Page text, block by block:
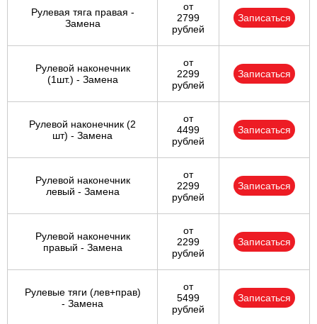
Рулевая тяга правая -
Замена
от
2799
рублей
Записаться
Рулевой наконечник
(1шт.) - Замена
от
2299
рублей
Записаться
Рулевой наконечник (2
шт) - Замена
от
4499
рублей
Записаться
Рулевой наконечник
левый - Замена
от
2299
рублей
Записаться
Рулевой наконечник
правый - Замена
от
2299
рублей
Записаться
Рулевые тяги (лев+прав)
- Замена
от
5499
рублей
Записаться